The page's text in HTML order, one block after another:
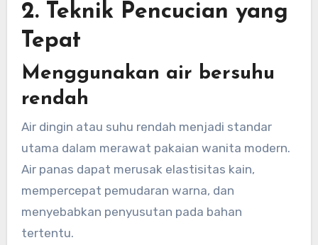
2. Teknik Pencucian yang
Tepat
Menggunakan air bersuhu
rendah
Air dingin atau suhu rendah menjadi standar
utama dalam merawat pakaian wanita modern.
Air panas dapat merusak elastisitas kain,
mempercepat pemudaran warna, dan
menyebabkan penyusutan pada bahan
tertentu.